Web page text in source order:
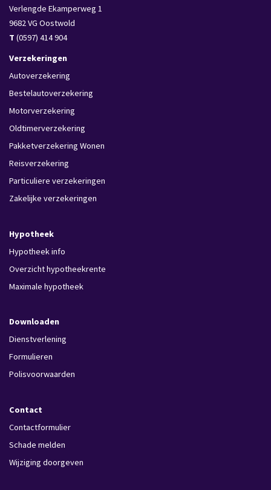
Verlengde Ekamperweg 1
9682 VG Oostwold
T (0597) 414 904
Verzekeringen
Autoverzekering
Bestelautoverzekering
Motorverzekering
Oldtimerverzekering
Pakketverzekering Wonen
Reisverzekering
Particuliere verzekeringen
Zakelijke verzekeringen
Hypotheek
Hypotheek info
Overzicht hypotheekrente
Maximale hypotheek
Downloaden
Dienstverlening
Formulieren
Polisvoorwaarden
Contact
Contactformulier
Schade melden
Wijziging doorgeven